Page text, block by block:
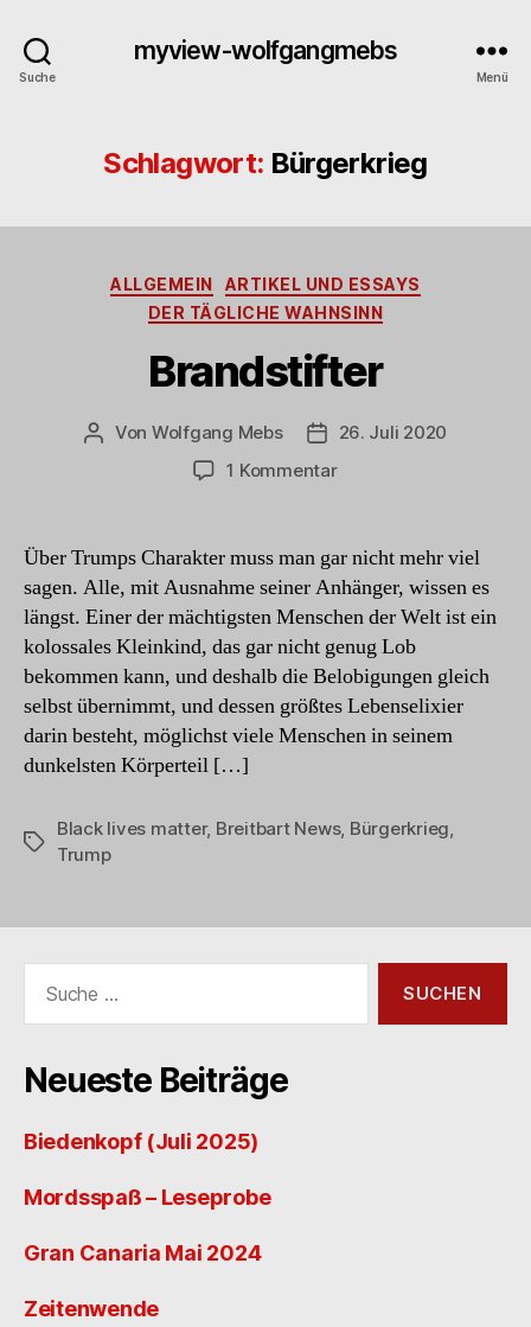
Suche
myview-wolfgangmebs
Menü
Schlagwort: Bürgerkrieg
Kategorien
ALLGEMEIN
ARTIKEL UND ESSAYS
DER TÄGLICHE WAHNSINN
Brandstifter
Beitragsautor
Von Wolfgang Mebs Beitragsdatum
26. Juli 2020
1 Kommentarzu
Über Trumps Charakter muss man gar nicht mehr viel
sagen. Alle, mit Ausnahme seiner Anhänger, wissen es
längst. Einer der mächtigsten Menschen der Welt ist ein
kolossales Kleinkind, das gar nicht genug Lob
bekommen kann, und deshalb die Belobigungen gleich
selbst übernimmt, und dessen größtes Lebenselixier
darin besteht, möglichst viele Menschen in seinem
dunkelsten Körperteil […]
Schlagwörter
Black lives matter, Breitbart News, Bürgerkrieg,
Trump
nach:
Neueste Beiträge
Biedenkopf (Juli 2025)
Mordsspaß – Leseprobe
Gran Canaria Mai 2024
Zeitenwende